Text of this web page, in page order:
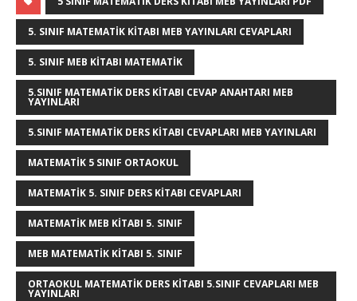
g
g
e
r
te
r
e
st
c
e
b
o
o
k
it
te
r
k
e
dI
n
m
bl
at
s
p
p
ss
e
g
e
r
ar
e
5. SINIF MATEMATIK KITABI MEB YAYINLARI CEVAPLARI
5. SINIF MEB KITABI MATEMATIK
5.SINIF MATEMATIK DERS KITABI CEVAP ANAHTARI MEB
YAYINLARI
5.SINIF MATEMATIK DERS KITABI CEVAPLARI MEB YAYINLARI
MATEMATIK 5 SINIF ORTAOKUL
MATEMATIK 5. SINIF DERS KITABI CEVAPLARI
MATEMATIK MEB KITABI 5. SINIF
MEB MATEMATIK KITABI 5. SINIF
ORTAOKUL MATEMATIK DERS KITABI 5.SINIF CEVAPLARI MEB
YAYINLARI